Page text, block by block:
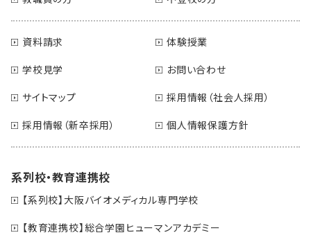
資料請求
体験授業
学校見学
お問い合わせ
サイトマップ
採用情報（社会人採用）
採用情報（新卒採用）
個人情報保護方針
系列校・教育連携校
【系列校】大阪バイオメディカル専門学校
【教育連携校】総合学園ヒューマンアカデミー